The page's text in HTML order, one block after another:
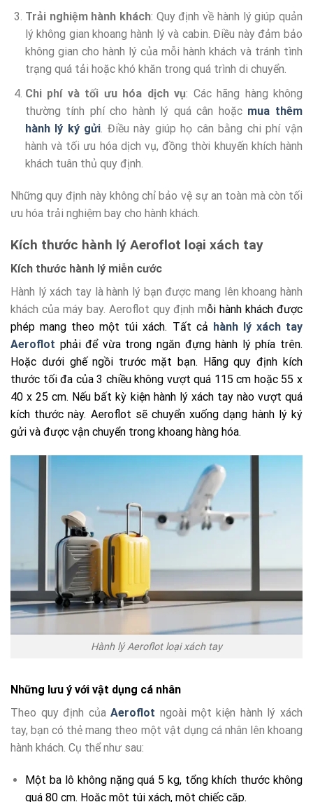
Trải nghiệm hành khách: Quy định về hành lý giúp quản
lý không gian khoang hành lý và cabin. Điều này đảm bảo
không gian cho hành lý của mỗi hành khách và tránh tình
trạng quá tải hoặc khó khăn trong quá trình di chuyển.
Chi phí và tối ưu hóa dịch vụ: Các hãng hàng không
thường tính phí cho hành lý quá cân hoặc mua thêm
hành lý ký gửi. Điều này giúp họ cân bằng chi phí vận
hành và tối ưu hóa dịch vụ, đồng thời khuyến khích hành
khách tuân thủ quy định.
Những quy định này không chỉ bảo vệ sự an toàn mà còn tối
ưu hóa trải nghiệm bay cho hành khách.
Kích thước hành lý Aeroflot loại xách tay
Kích thước hành lý miễn cước
Hành lý xách tay là hành lý bạn được mang lên khoang hành
khách của máy bay. Aeroflot quy định mỗi hành khách được
phép mang theo một túi xách. Tất cả hành lý xách tay
Aeroflot phải để vừa trong ngăn đựng hành lý phía trên.
Hoặc dưới ghế ngồi trước mặt bạn. Hãng quy định kích
thước tối đa của 3 chiều không vượt quá 115 cm hoặc 55 x
40 x 25 cm. Nếu bất kỳ kiện hành lý xách tay nào vượt quá
kích thước này. Aeroflot sẽ chuyển xuống dạng hành lý ký
gửi và được vận chuyển trong khoang hàng hóa.
Hành lý Aeroflot loại xách tay
Những lưu ý với vật dụng cá nhân
Theo quy định củaAeroflot ngoài một kiện hành lý xách
tay, bạn có thẻ mang theo một vật dụng cá nhân lên khoang
hành khách. Cụ thể như sau:
Một ba lô không nặng quá 5 kg, tổng khích thước không
quá 80 cm. Hoặc một túi xách, một chiếc cặp.